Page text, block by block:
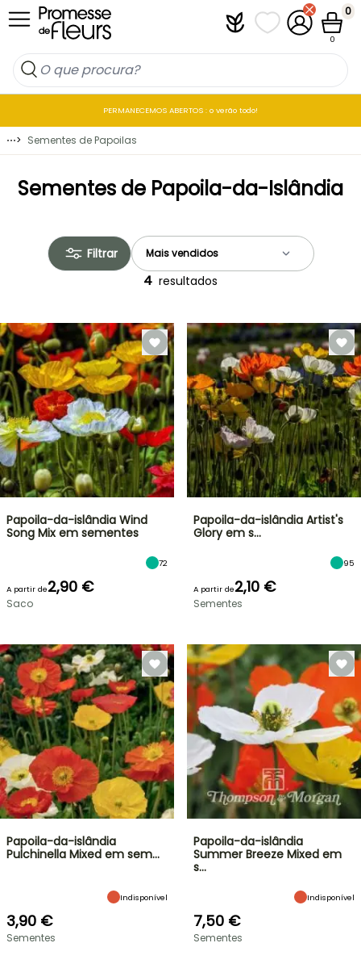
Ir para o Conteúdo PlantfitAs minhas listas
A minha
0
0
PERMANECEMOS ABERTOS : o verão todo!
⋯> Sementes de Papoilas
Sementes de Papoila-da-Islândia
Filtrar
4 resultados
Papoila-da-islândia Wind
Song Mix em sementes
72
A partir de2,90 €
Saco
Papoila-da-islândia Artist's
Glory em s…
95
A partir de2,10 €
Sementes
Papoila-da-islândia
Pulchinella Mixed em sem…
Indisponível
3,90 €
Sementes
Papoila-da-islândia
Summer Breeze Mixed em
s…
Indisponível
7,50 €
Sementes